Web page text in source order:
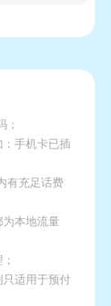
；
手机卡已插
有充足话费
本地流量
适用于预付